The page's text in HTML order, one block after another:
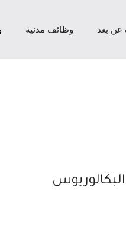
بعد وظائف مدنية